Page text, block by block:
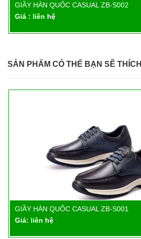
Chi tiết
GIẦY HÀN QUỐC CASUAL ZB-S002
Giá : liên hệ
SẢN PHẨM CÓ THỂ BẠN SẼ THÍCH
Chi tiết
GIẦY HÀN QUỐC CASUAL ZB-S001
Giá: liên hệ